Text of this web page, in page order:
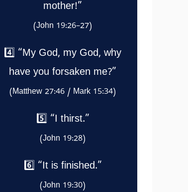
mother!”
(John 19:26–27)
4️⃣ “My God, my God, why
have you forsaken me?”
(Matthew 27:46 / Mark 15:34)
5️⃣ “I thirst.”
(John 19:28)
6️⃣ “It is finished.”
(John 19:30)